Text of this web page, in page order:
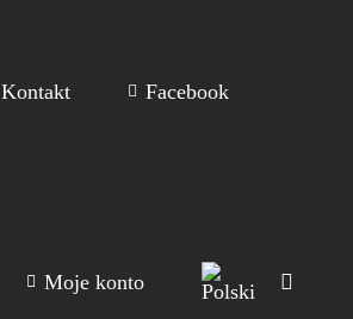
Kontakt Facebook
Moje konto